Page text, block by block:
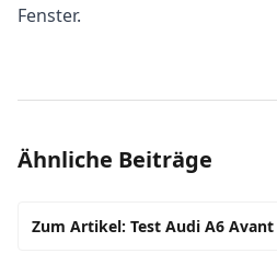
Fenster.
Ähnliche Beiträge
Zum Artikel: Test Audi A6